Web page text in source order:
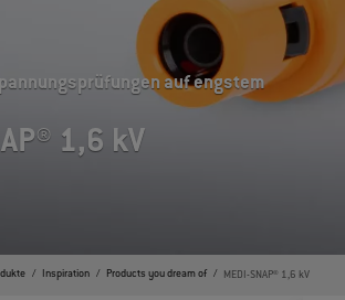
1,6 kV
auf engstem
Inspiration Products you dream of MEDI-SNAP® 1,6 kV